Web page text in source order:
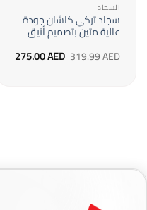
السجاد
سجاد تركي كاشان جودة
عالية متين بتصميم أنيق
319.99AED السعر
الأصلي275.00AED السعر
الحالي